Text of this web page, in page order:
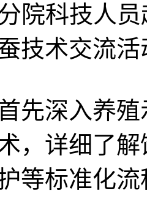
院科技人
技术交流活
深入养殖
，详细了
等标准化